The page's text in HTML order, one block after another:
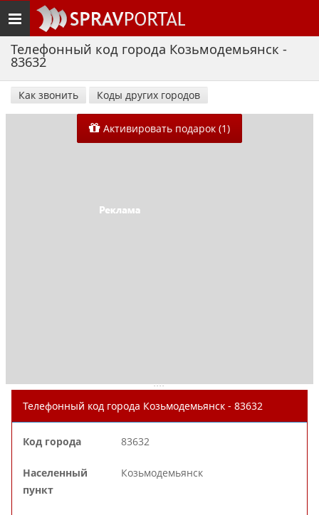
Toggle
navigation
Телефонный код города Козьмодемьянск -
83632
Как звонить Коды других городов
Активировать подарок (1)
. . . .
Телефонный код города Козьмодемьянск - 83632
Код города 83632
Населенный
пункт
Козьмодемьянск